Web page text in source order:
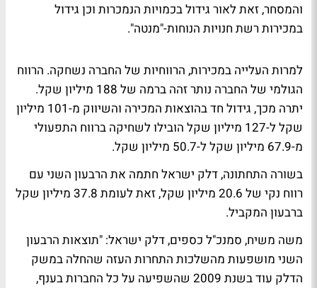
והמסחר, זאת לאור גידול בכמויות הנמכרות וכן גידול
במכירות רשת חנויות הנוחות-"מנטה".
למרות העלייה במכירות, הרווחיות של החברה נשחקה. הרווח
הגולמי של החברה נותר זהה ברמה של 188 מיליון שקל.
יתרה מכך, גידול חד בהוצאות המכירה והשיווק מ-101 מיליון
שקל ל-127 מיליון שקל הובילו לשחיקה ברווח התפעולי
מ-67.9 מיליון שקל ל-50.7 מיליון שקל.
בשורה התחתונה, דלק ישראל חתמה את הרבעון השני עם
רווח נקי של 20.6 מיליון שקל, זאת לעומת 37.8 מיליון שקל
ברבעון המקביל.
משה משיח, סמנכ"ל כספים, דלק ישראל: "תוצאות הרבעון
השני מושפעות מהשלכות התחרות העזה שהחלה במשק
הדלק עוד בשנת 2009 שהשפיעה על כל החברות בענף,